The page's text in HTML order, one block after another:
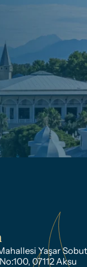
Yaşar
07112 Aksu